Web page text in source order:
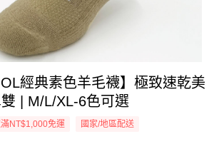
經典素色羊毛襪】極致速乾美
| M/L/XL-6色可選
NT$1,000免運 國家/地區配送